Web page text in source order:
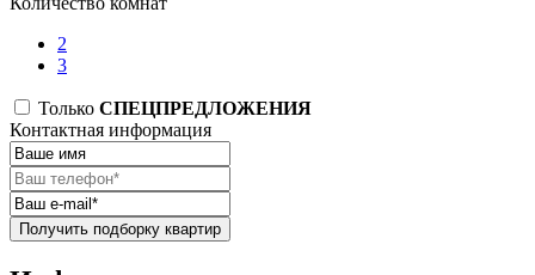
2
3
Только СПЕЦПРЕДЛОЖЕНИЯ
Контактная информация
Получить подборку квартир